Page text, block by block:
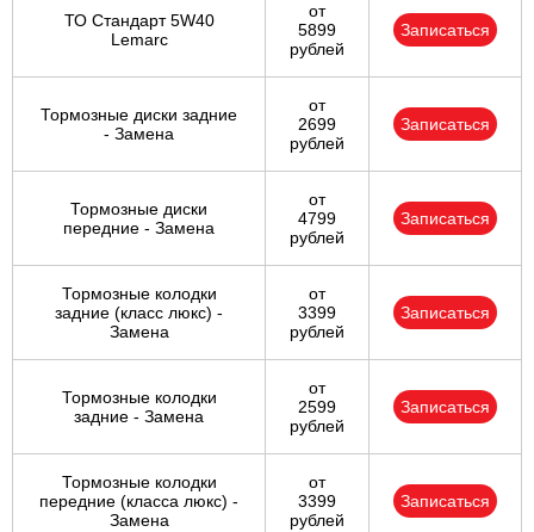
ТО Стандарт 5W40
Lemarc
от
5899
рублей
Записаться
Тормозные диски задние
- Замена
от
2699
рублей
Записаться
Тормозные диски
передние - Замена
от
4799
рублей
Записаться
Тормозные колодки
задние (класс люкс) -
Замена
от
3399
рублей
Записаться
Тормозные колодки
задние - Замена
от
2599
рублей
Записаться
Тормозные колодки
передние (класса люкс) -
Замена
от
3399
рублей
Записаться